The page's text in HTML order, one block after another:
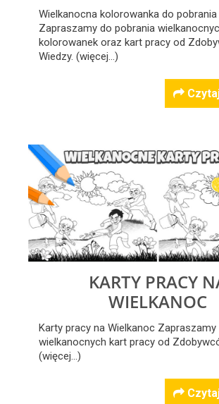
Wielkanocna kolorowanka do pobrania
Zapraszamy do pobrania
kolorowanek oraz kart pracy od
Wiedzy. (więcej…)
KARTY PRACY
WIELKANOC
Karty pracy na Wielkanoc
wielkanocnych kart pracy od
(więcej…)